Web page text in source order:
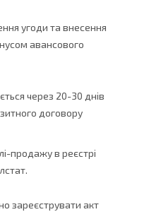
угоди та внесення
авансового
через 20-30 днів
договору
продажу в реєстрі
зареєструвати акт